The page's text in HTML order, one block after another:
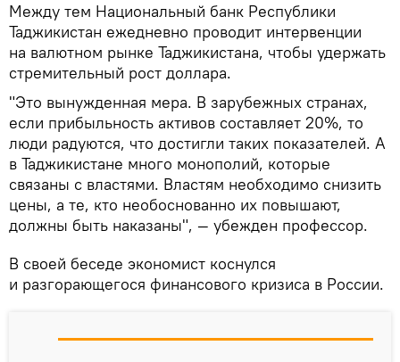
Между тем Национальный банк Республики
Таджикистан ежедневно проводит интервенции
на валютном рынке Таджикистана, чтобы удержать
стремительный рост доллара.
"Это вынужденная мера. В зарубежных странах,
если прибыльность активов составляет 20%, то
люди радуются, что достигли таких показателей. А
в Таджикистане много монополий, которые
связаны с властями. Властям необходимо снизить
цены, а те, кто необоснованно их повышают,
должны быть наказаны", — убежден профессор.
В своей беседе экономист коснулся
и разгорающегося финансового кризиса в России.